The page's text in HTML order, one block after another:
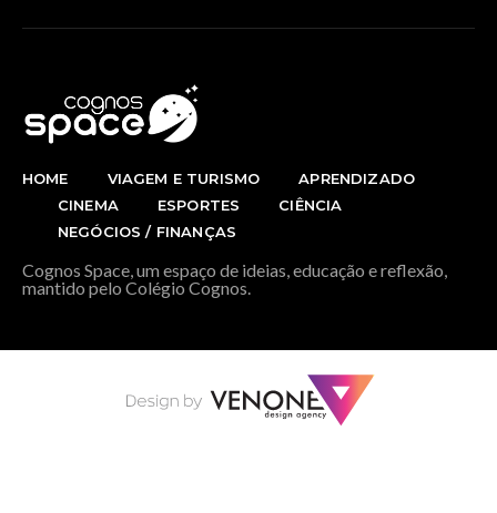
HOME VIAGEM E TURISMO
APRENDIZADO
CINEMA
ESPORTES
CIÊNCIA
NEGÓCIOS / FINANÇAS
Cognos Space, um espaço de ideias, educação e reflexão,
mantido pelo Colégio Cognos.